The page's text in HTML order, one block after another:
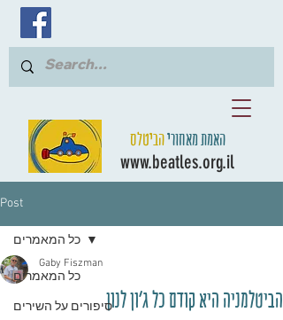
האמת מאחוריהביטלס
www.beatles.org.il
Post
כל המאמרים
סיפורים על השירים
כל המאמרים
הביטלמניה היא קודם כל ג'ון לנון
Gaby Fiszman